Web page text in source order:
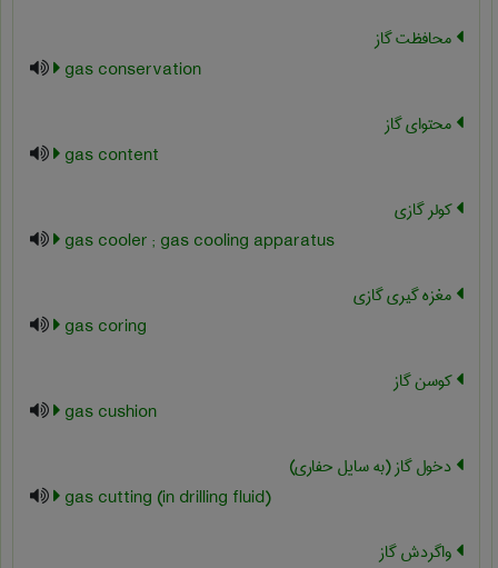
محافظت گاز
gas conservation
محتوای گاز
gas content
کولر گازی
gas cooler ; gas cooling apparatus
مغزه گیری گازی
gas coring
کوسن گاز
gas cushion
دخول گاز (به سایل حفاری)
gas cutting (in drilling fluid)
واگردش گاز